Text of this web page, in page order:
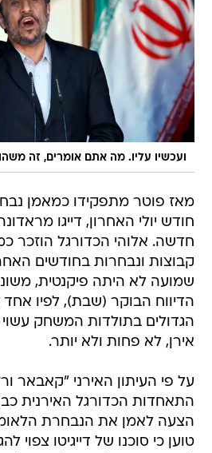
ועכשיו עליו. מה אתם אומרים, זה
מאז פוטר מתפקידו כמאמן
חודש יולי האחרון, דייגו
חדשה. אלוהי הכדורגל הוזכר
קבוצות ונבחרות בחודשים
שמועה לא היתה פיקנטית,
הדיווח הבוקר (שבת), לפיו
הגדולים בתולדות המשחק
אירן, לא פחות ולא יותר.
על פי העיתון האירני "קאבאר
התאחדות הכדורגל האירנית
הצעה לאמן את הנבחרת
טוען כי סוכנו של דייגיטו צפוי